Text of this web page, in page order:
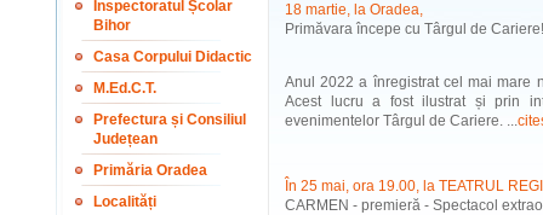
Inspectoratul Școlar
Bihor
Casa Corpului Didactic
M.Ed.C.T.
Prefectura și Consiliul
Județean
Primăria Oradea
Localități
18 martie, la Oradea,
Primăvara începe cu Târgul de Cariere!
Anul 2022 a înregistrat cel mai mare
Acest lucru a fost ilustrat și prin
evenimentelor Târgul de Cariere. ...
În 25 mai, ora 19.00, la TEATRUL
CARMEN - premieră - Spectacol